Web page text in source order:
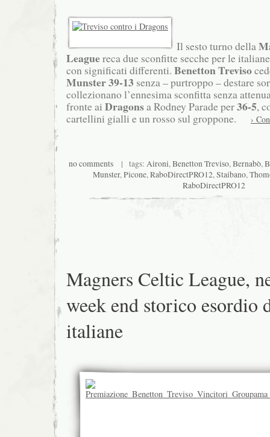
Il sesto turno della
Leaguereca due sconfitte secche per le
con significati differenti. Benetton Treviso
Munster 39-13 senza – purtroppo – destare
collezionano l’ennesima sconfitta senza
fronte ai Dragonsa Rodney Parade per36-5,
cartellini gialli e un rosso sul groppone.
›
no comments | tags: Aironi,Benetton Treviso,Bernabò,
Munster,Picone,RaboDirectPRO12,Staibano,
RaboDirectPRO12
Magners Celtic League,
week end storico esordio
italiane